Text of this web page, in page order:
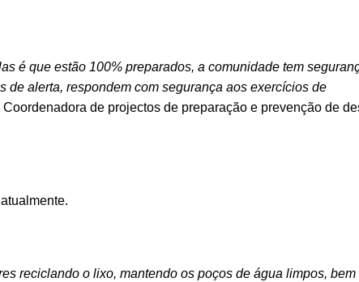
é que estão 100% preparados, a comunidade tem
de alerta, respondem com segurança aos exercícios de
de projectos de preparação e prevenção de
reciclando o lixo, mantendo os poços de água limpos, bem